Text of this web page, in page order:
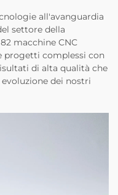
all'avanguardia
settore della
macchine CNC
progetti complessi con
di alta qualità che
dei nostri